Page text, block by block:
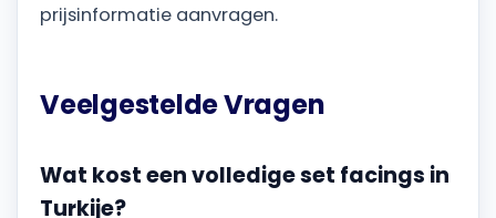
prijsinformatie aanvragen.
Veelgestelde Vragen
Wat kost een volledige set facings in
Turkije?